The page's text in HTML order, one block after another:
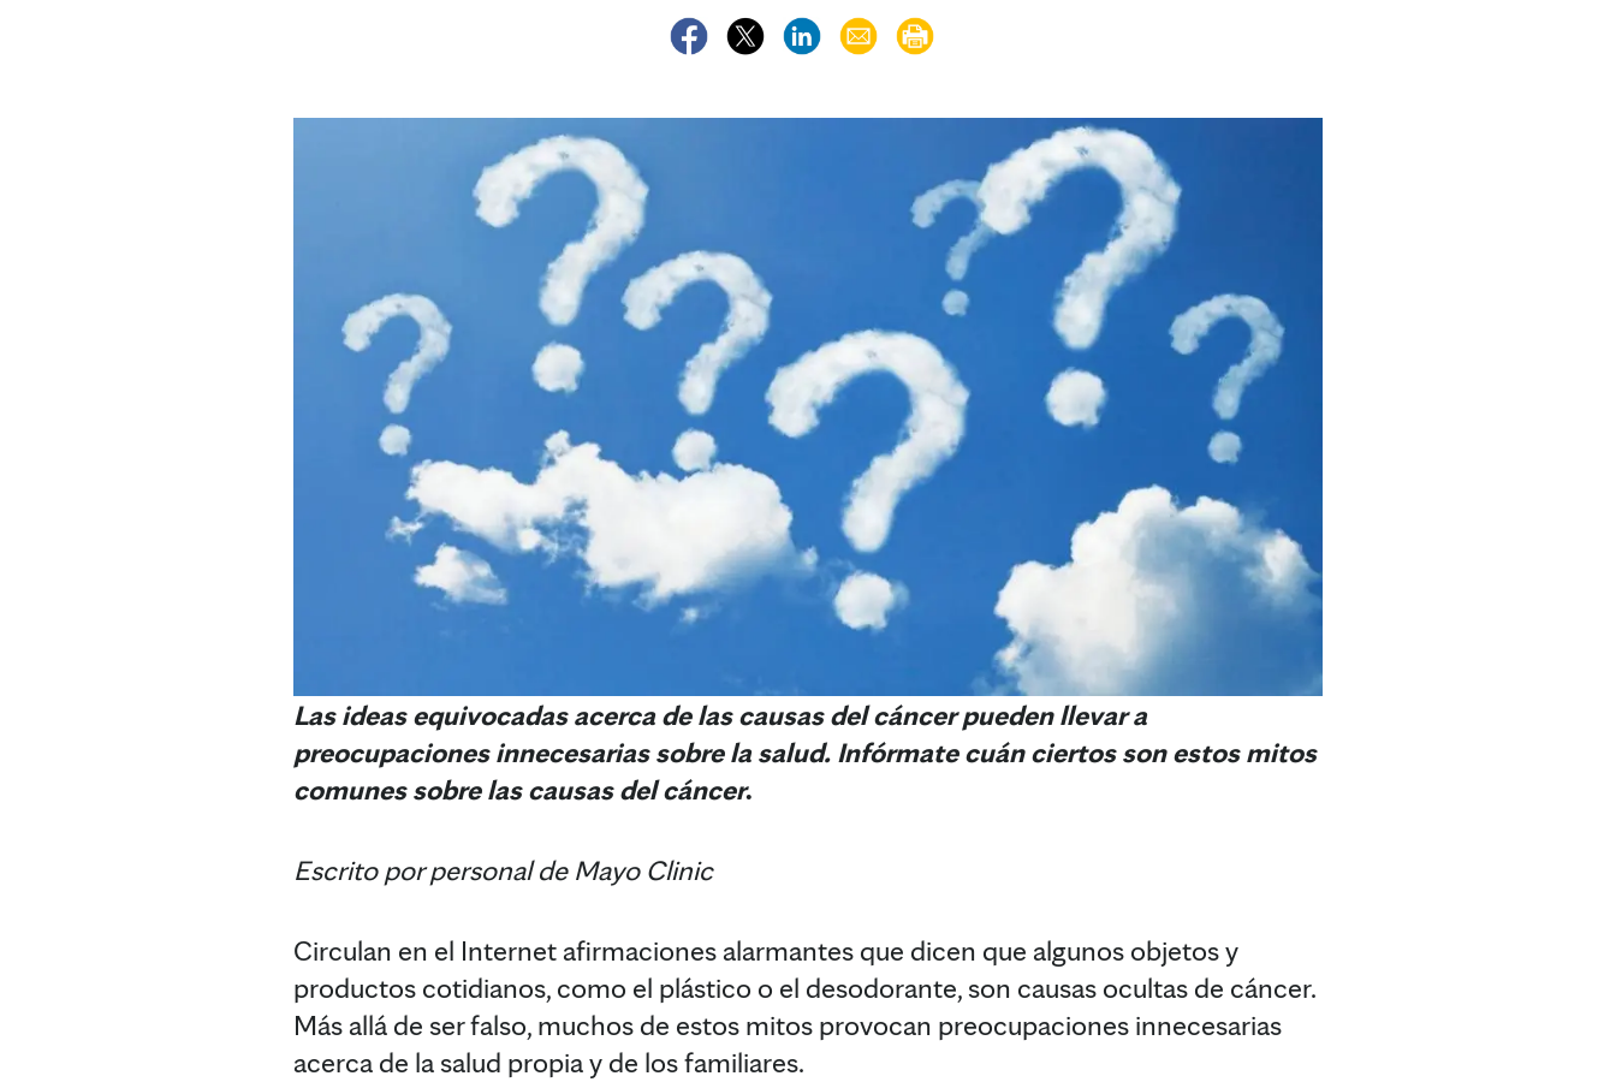
Las ideas equivocadas acerca de las causas del cáncer pueden llevar a
preocupaciones innecesarias sobre la salud. Infórmate cuán ciertos son estos mitos
comunes sobre las causas del cáncer.
Escrito por personal de Mayo Clinic
Circulan en el Internet afirmaciones alarmantes que dicen que algunos objetos y
productos cotidianos, como el plástico o el desodorante, son causas ocultas de cáncer.
Más allá de ser falso, muchos de estos mitos provocan preocupaciones innecesarias
acerca de la salud propia y de los familiares.